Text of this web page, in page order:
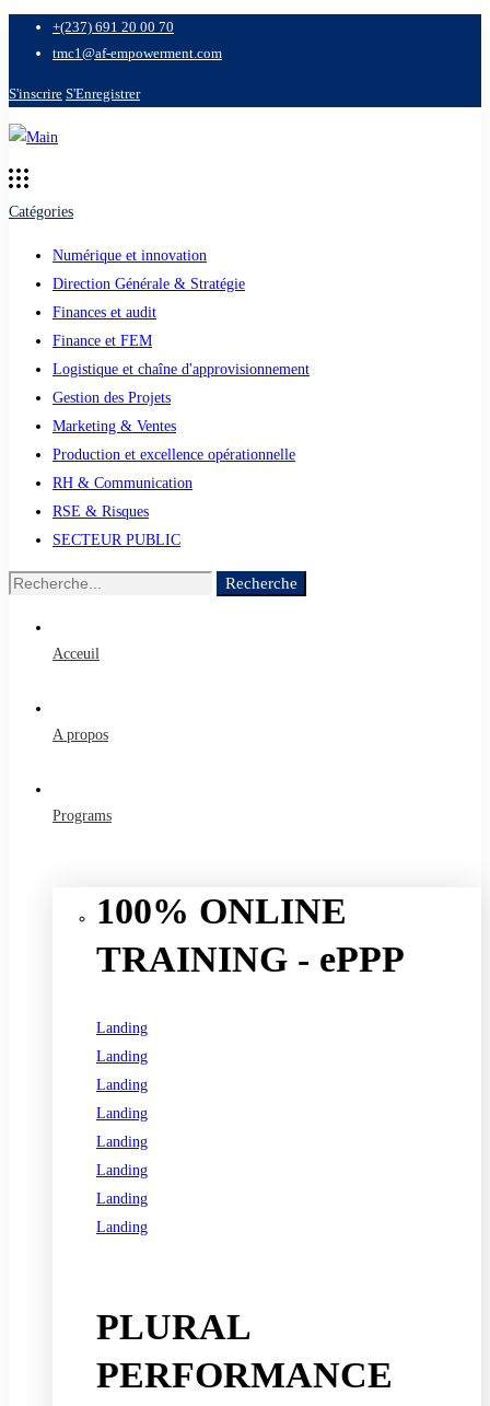
+(237) 691 20 00 70
tmc1@af-empowerment.com
S'inscrire S'Enregistrer
Catégories
Numérique et innovation
Direction Générale & Stratégie
Finances et audit
Finance et FEM
Logistique et chaîne d'approvisionnement
Gestion des Projets
Marketing & Ventes
Production et excellence opérationnelle
RH & Communication
RSE & Risques
SECTEUR PUBLIC
Recherche
Recherche
Acceuil
A propos
Programs
100% ONLINE
TRAINING - ePPP
Landing
Landing
Landing
Landing
Landing
Landing
Landing
Landing
PLURAL
PERFORMANCE